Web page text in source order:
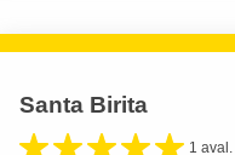
Santa Birita
1 aval.